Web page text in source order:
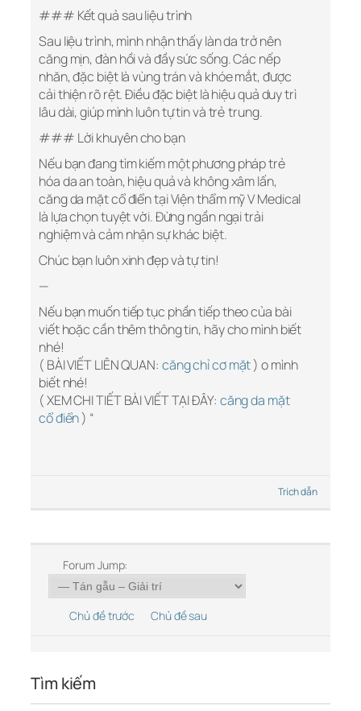
### Kết quả sau liệu trình
Sau liệu trình, mình nhận thấy làn da trở nên
căng mịn, đàn hồi và đầy sức sống. Các nếp
nhăn, đặc biệt là vùng trán và khóe mắt, được
cải thiện rõ rệt. Điều đặc biệt là hiệu quả duy trì
lâu dài, giúp mình luôn tự tin và trẻ trung.
### Lời khuyên cho bạn
Nếu bạn đang tìm kiếm một phương pháp trẻ
hóa da an toàn, hiệu quả và không xâm lấn,
căng da mặt cổ điển tại Viện thẩm mỹ V Medical
là lựa chọn tuyệt vời. Đừng ngần ngại trải
nghiệm và cảm nhận sự khác biệt.
Chúc bạn luôn xinh đẹp và tự tin!
—
Nếu bạn muốn tiếp tục phần tiếp theo của bài
viết hoặc cần thêm thông tin, hãy cho mình biết
nhé!
( BÀI VIẾT LIÊN QUAN: căng chỉ cơ mặt) o mình
biết nhé!
( XEM CHI TIẾT BÀI VIẾT TẠI ĐÂY: căng da mặt
cổ điển) “
Trích dẫn
Forum Jump:
Chủ đề trước Chủ đề sau
Tìm kiếm